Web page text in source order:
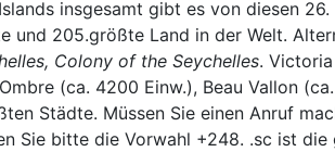
insgesamt gibt es von diesen
und 205.größte Land in der Welt.
Colony of the Seychelles.
(ca. 4200 Einw.), Beau Vallon
Städte. Müssen Sie einen Anruf
Sie bitte die Vorwahl +248. .sc ist